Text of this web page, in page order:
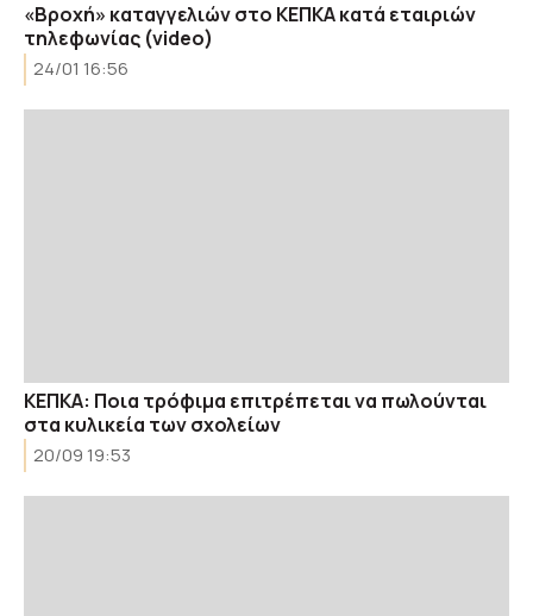
«Βροχή» καταγγελιών στο ΚΕΠΚΑ κατά εταιριών
τηλεφωνίας (video)
24/01 16:56
KEΠΚΑ: Ποια τρόφιμα επιτρέπεται να πωλούνται
στα κυλικεία των σχολείων
20/09 19:53